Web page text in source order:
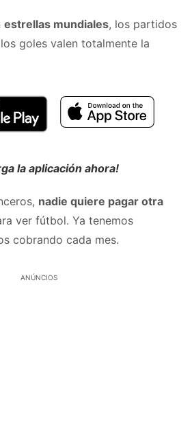
estrellas mundiales, los partidos
goles valen totalmente la
la aplicación ahora!
nadie quiere pagar otra
ver fútbol. Ya tenemos
cobrando cada mes.
ANÚNCIOS